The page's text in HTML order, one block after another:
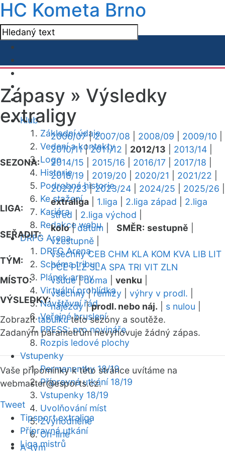
HC Kometa Brno
Klub
Základní údaje
Vedení a kontakty
Logo
Historie
Podrobná historie
Ke stažení
Kariéra
Redakce webu
DRFG Arena
DRFG Arena
Schéma tribun
Plánek areny
Virtuální prohlídka
Návštěvní řád
Veřejné bruslení
PRESS: pro novináře
Rozpis ledové plochy
Vstupenky
Permanentky 18/19
Přípravná utkání 18/19
Vstupenky 18/19
Uvolňování míst
Zvýhodněné
On-line
A-tým
Zápasy » Výsledky
extraligy
SEZONA:
2006/07|2007/08 2008/09 2009/10
2010/11|2011/12 2012/13 2013/14
2014/15
2015/16 2016/17 2017/18
2018/19
2019/20 2020/21 2021/22
2022/23|2023/24 2024/25 2025/26
LIGA:
extraliga 1.liga 2.liga západ
2.liga
střed
2.liga východ
SEŘADIT:
kolo|datum SMĚR: sestupně
vzestupně
TÝM:
všechny CEB CHM KLA KOM KVA LIB LIT
PCE PLZ SLA SPA TRI VIT ZLN
MÍSTO:
všude|doma venku
VÝSLEDKY:
všechny|remízy výhry v prodl.
nájezdy|prodl. nebo náj. s nulou
Zobrazittabulkutéto sezóny a soutěže.
Zadaným parametrům nevyhovuje žádný zápas.
Vaše připomínky k této stránce uvítáme na
webmaster@esports.cz.
Tweet
Tipsport extraliga
Přípravná utkání
Liga mistrů